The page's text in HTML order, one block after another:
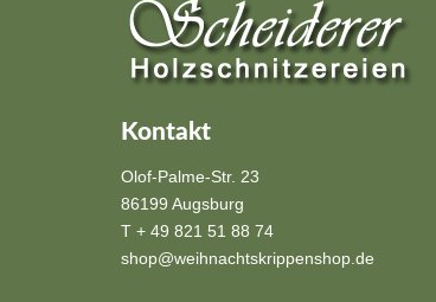
Kontakt
Olof-Palme-Str. 23
86199 Augsburg
T + 49 821 51 88 74
shop@weihnachtskrippenshop.de